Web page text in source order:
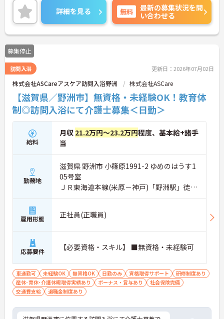
詳細を見る 無料
最新の募集状況を問
い合わせる
募集停止
訪問入浴 更新日：2026年07月02日
株式会社ASCareアスケア訪問入浴野洲 株式会社ASCare
【滋賀県／野洲市】無資格・未経験OK！教育体
制◎訪問入浴にて介護士募集＜日勤＞
給料
月収 21.2万円～23.2万円程度、基本給+諸手
当
勤務地
滋賀県 野洲市 小篠原1991-2 ゆめのはうす1
05号室
ＪＲ東海道本線(米原－神戸)「野洲駅」徒歩
11分
雇用形態 正社員(正職員)
応募要件 【必要資格・スキル】 ■無資格・未経験可
車通勤可 未経験OK 無資格OK 日勤のみ 資格取得サポート
研修制度あり
産休･育休･介護休暇取得実績あり
ボーナス・賞与あり
社会保険完備
交通費支給
退職金制度あり